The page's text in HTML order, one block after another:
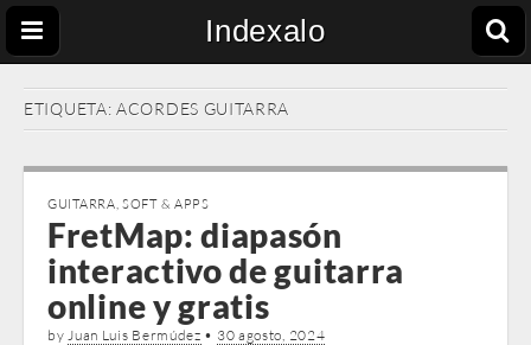
Indexalo
ETIQUETA: ACORDES GUITARRA
GUITARRA,SOFT & APPS
FretMap: diapasón
interactivo de guitarra
online y gratis
byJuan Luis Bermúdez • 30 agosto, 2024